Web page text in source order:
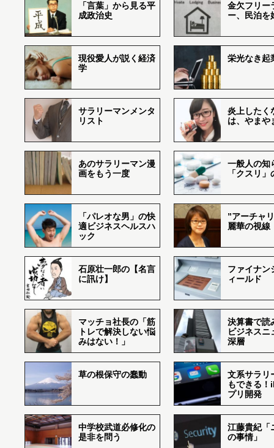
「言葉」から見る平
成政治史
金欠フリー
ー、民泊を
現役愛人が説く経済
学
栄光なき起
サラリーマンメンタ
リスト
炎上したく
は、やまや
あのサラリーマン漫
画をもう一度
一般人の知
「クスリ
「パレオな男」の快
適ビジネスヘルスハ
ック
”アーチャ
麗華の視線
石原壮一郎の【名言
に訊け】
ファイナン
ィールド
マッチョ社長の「筋
トレで解決しない悩
みはない！」
決算書で読
ビジネスニ
深層
草の根保守の蠢動
文系サラリ
もできる
プリ開発
中学校武道必修化の
是非を問う
江藤貴紀「
の事情」